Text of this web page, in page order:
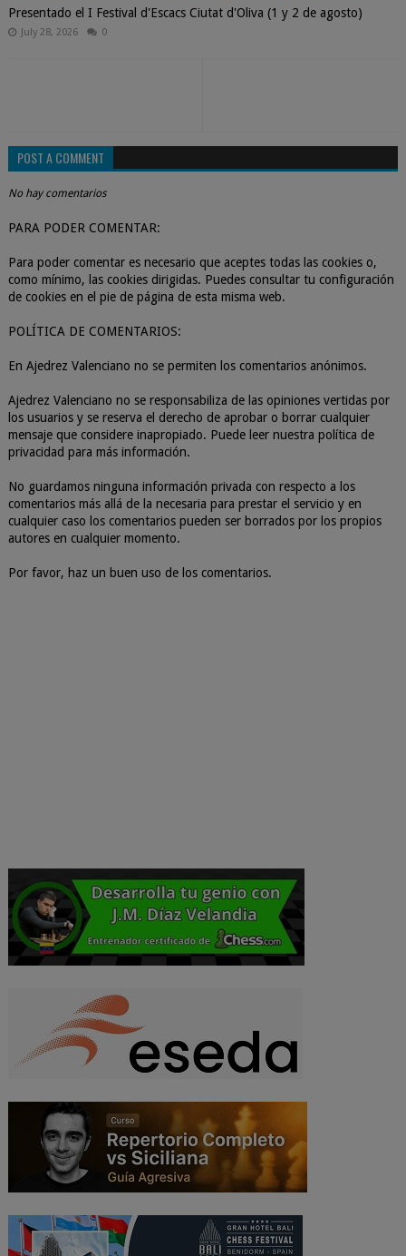
Presentado el I Festival d'Escacs Ciutat d'Oliva (1 y 2 de agosto)
July 28, 2026 0
POST A COMMENT
No hay comentarios
PARA PODER COMENTAR:
Para poder comentar es necesario que aceptes todas las cookies o,
como mínimo, las cookies dirigidas. Puedes consultar tu configuración
de cookies en el pie de página de esta misma web.
POLÍTICA DE COMENTARIOS:
En Ajedrez Valenciano no se permiten los comentarios anónimos.
Ajedrez Valenciano no se responsabiliza de las opiniones vertidas por
los usuarios y se reserva el derecho de aprobar o borrar cualquier
mensaje que considere inapropiado. Puede leer nuestra política de
privacidad para más información.
No guardamos ninguna información privada con respecto a los
comentarios más allá de la necesaria para prestar el servicio y en
cualquier caso los comentarios pueden ser borrados por los propios
autores en cualquier momento.
Por favor, haz un buen uso de los comentarios.